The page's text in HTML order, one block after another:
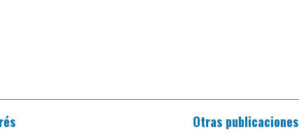
Otras publicaciones